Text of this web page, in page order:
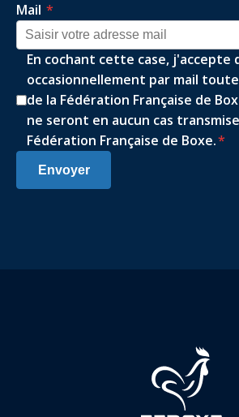
Mail *
En cochant cette case, j'accepte
occasionnellement par mail
de la Fédération Française de
ne seront en aucun cas
Fédération Française de Boxe.*
Envoyer